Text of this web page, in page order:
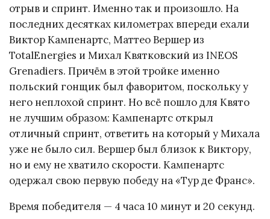
отрыв и спринт. Именно так и произошло. На
последних десятках километрах впереди ехали
Виктор Кампенартс, Маттео Вершер из
TotalEnergies и Михал Квятковский из INEOS
Grenadiers. Причём в этой тройке именно
польский гонщик был фаворитом, поскольку у
него неплохой спринт. Но всё пошло для Квято
не лучшим образом: Кампенартс открыл
отличный спринт, ответить на который у Михала
уже не было сил. Вершер был близок к Виктору,
но и ему не хватило скорости. Кампенартс
одержал свою первую победу на «Тур де Франс».
Время победителя — 4 часа 10 минут и 20 секунд.